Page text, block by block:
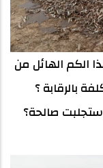
الكم الهائل من
بالرقابة ؟
صالحة؟